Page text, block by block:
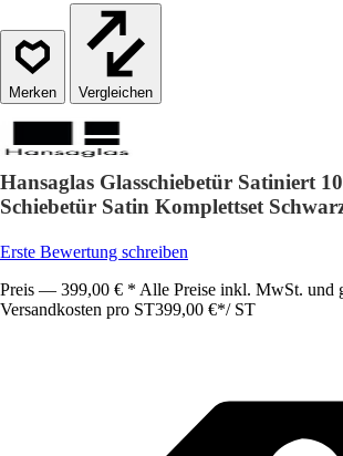
Vergleichen
Hansaglas Glasschiebetür Satiniert
Schiebetür Satin Komplettset
Erste Bewertung schreiben
Preis — 399,00 € * Alle Preise inkl. MwSt. und
Versandkosten pro ST399,00 €*/ ST